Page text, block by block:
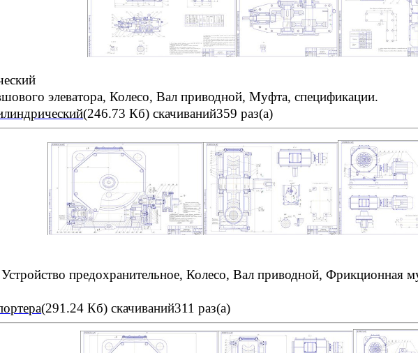
элеватора, Колесо, Вал приводной, Муфта, спецификации.
(246.73 Кб) скачиваний359 раз(а)
предохранительное, Колесо, Вал приводной, Фрикционная
(291.24 Кб) скачиваний311 раз(а)